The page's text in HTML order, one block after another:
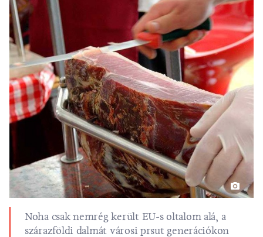
Noha csak nemrég került EU-s oltalom alá, a
szárazföldi dalmát városi prsut generációkon